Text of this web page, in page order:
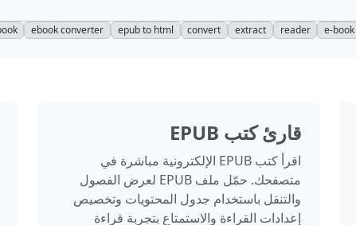
e-book
reader
extract
convert
epub to html
ebook converter
قارئ كتب EPUB
اقرأ كتب EPUB الإلكترونية مباشرة في
متصفحك. حمّل ملف EPUB لعرض الفصول
والتنقل باستخدام جدول المحتويات وتخصيص
إعدادات القراءة والاستمتاع بتجربة قراءة